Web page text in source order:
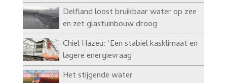
Delfland loost bruikbaar water op zee
en zet glastuinbouw droog
Chiel Hazeu: ‘Een stabiel kasklimaat en
lagere energievraag’
Het stijgende water